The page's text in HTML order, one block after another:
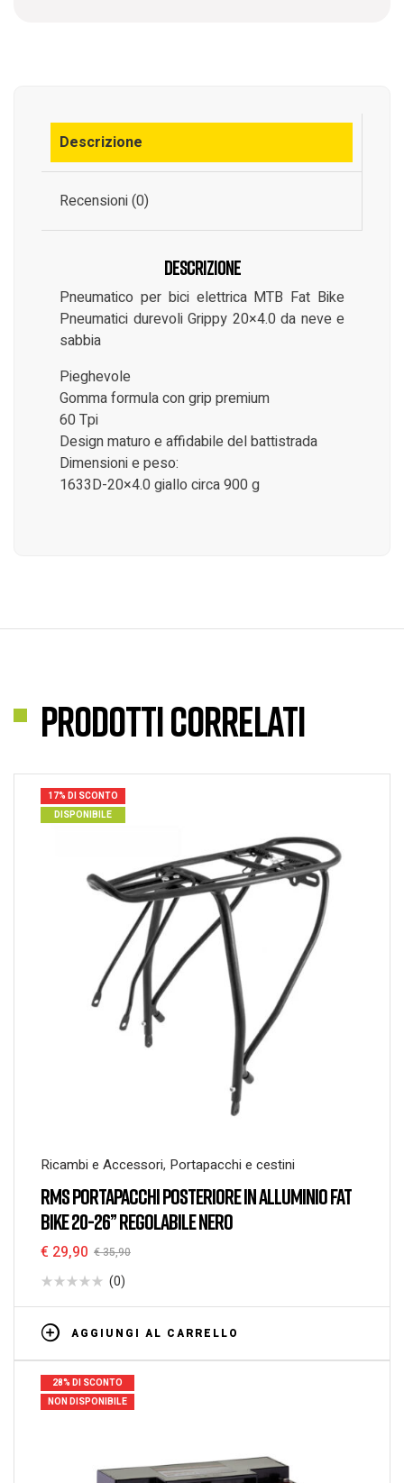
Descrizione
Recensioni (0)
Descrizione
Pneumatico per bici elettrica MTB Fat Bike
Pneumatici durevoli Grippy 20×4.0 da neve e
sabbia
Pieghevole
Gomma formula con grip premium
60 Tpi
Design maturo e affidabile del battistrada
Dimensioni e peso:
1633D-20×4.0 giallo circa 900 g
Prodotti correlati
17% DI SCONTO
DISPONIBILE
Ricambi e Accessori, Portapacchi e cestini
RMS PORTAPACCHI POSTERIORE IN ALLUMINIO FAT
BIKE 20-26” REGOLABILE NERO
€35,90
€ 29,90
(0)
AGGIUNGI AL CARRELLO
28% DI SCONTO
NON DISPONIBILE